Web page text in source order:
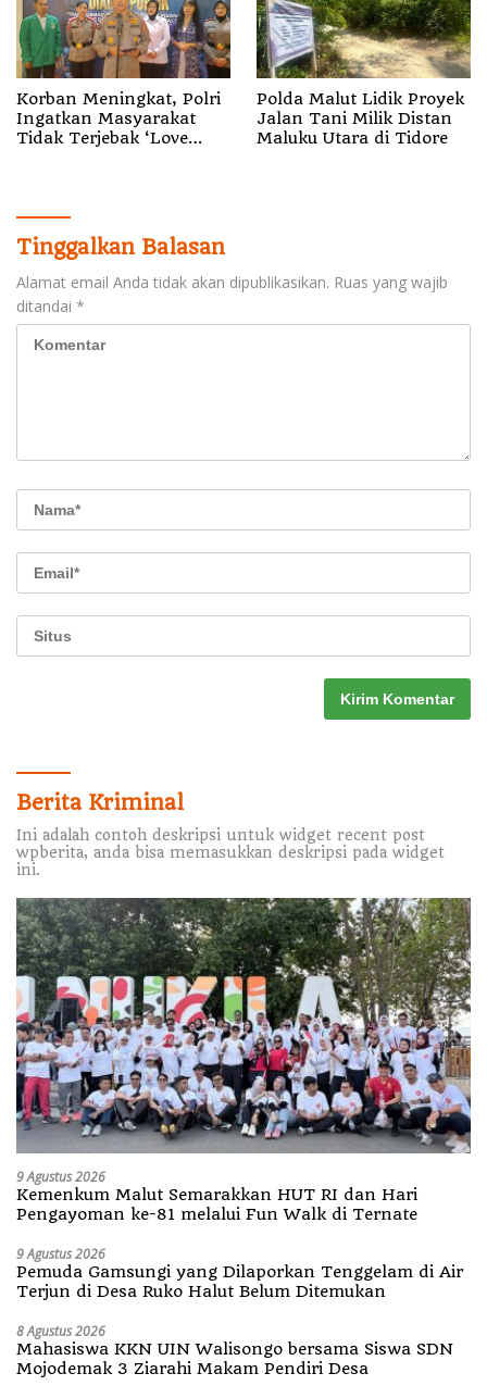
Korban Meningkat, Polri
Ingatkan Masyarakat
Tidak Terjebak ‘Love
Polda Malut Lidik Proyek
Jalan Tani Milik Distan
Maluku Utara di Tidore
Tinggalkan Balasan
Alamat email Anda tidak akan dipublikasikan. Ruas yang wajib
ditandai *
Berita Kriminal
Ini adalah contoh deskripsi untuk widget recent post
wpberita, anda bisa memasukkan deskripsi pada widget
ini.
9 Agustus 2026
Kemenkum Malut Semarakkan HUT RI dan Hari
Pengayoman ke-81 melalui Fun Walk di Ternate
9 Agustus 2026
Pemuda Gamsungi yang Dilaporkan Tenggelam di Air
Terjun di Desa Ruko Halut Belum Ditemukan
8 Agustus 2026
Mahasiswa KKN UIN Walisongo bersama Siswa SDN
Mojodemak 3 Ziarahi Makam Pendiri Desa